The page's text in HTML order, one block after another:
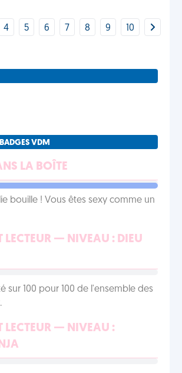
4 5 6 7 8 9 10
VDM
LA BOÎTE
bouille ! Vous êtes sexy comme un
LECTEUR — NIVEAU : DIEU
sur 100 pour 100 de l'ensemble des
LECTEUR — NIVEAU :